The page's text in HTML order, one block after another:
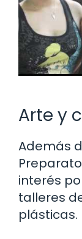
Arte y
Además
interés
talleres
plásticas.